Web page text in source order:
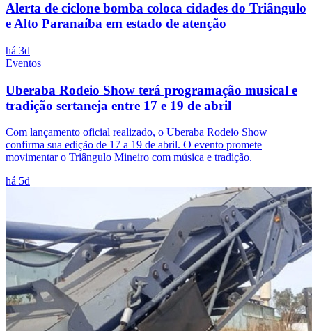
Alerta de ciclone bomba coloca cidades do Triângulo
e Alto Paranaíba em estado de atenção
há 3d
Eventos
Uberaba Rodeio Show terá programação musical e
tradição sertaneja entre 17 e 19 de abril
Com lançamento oficial realizado, o Uberaba Rodeio Show
confirma sua edição de 17 a 19 de abril. O evento promete
movimentar o Triângulo Mineiro com música e tradição.
há 5d